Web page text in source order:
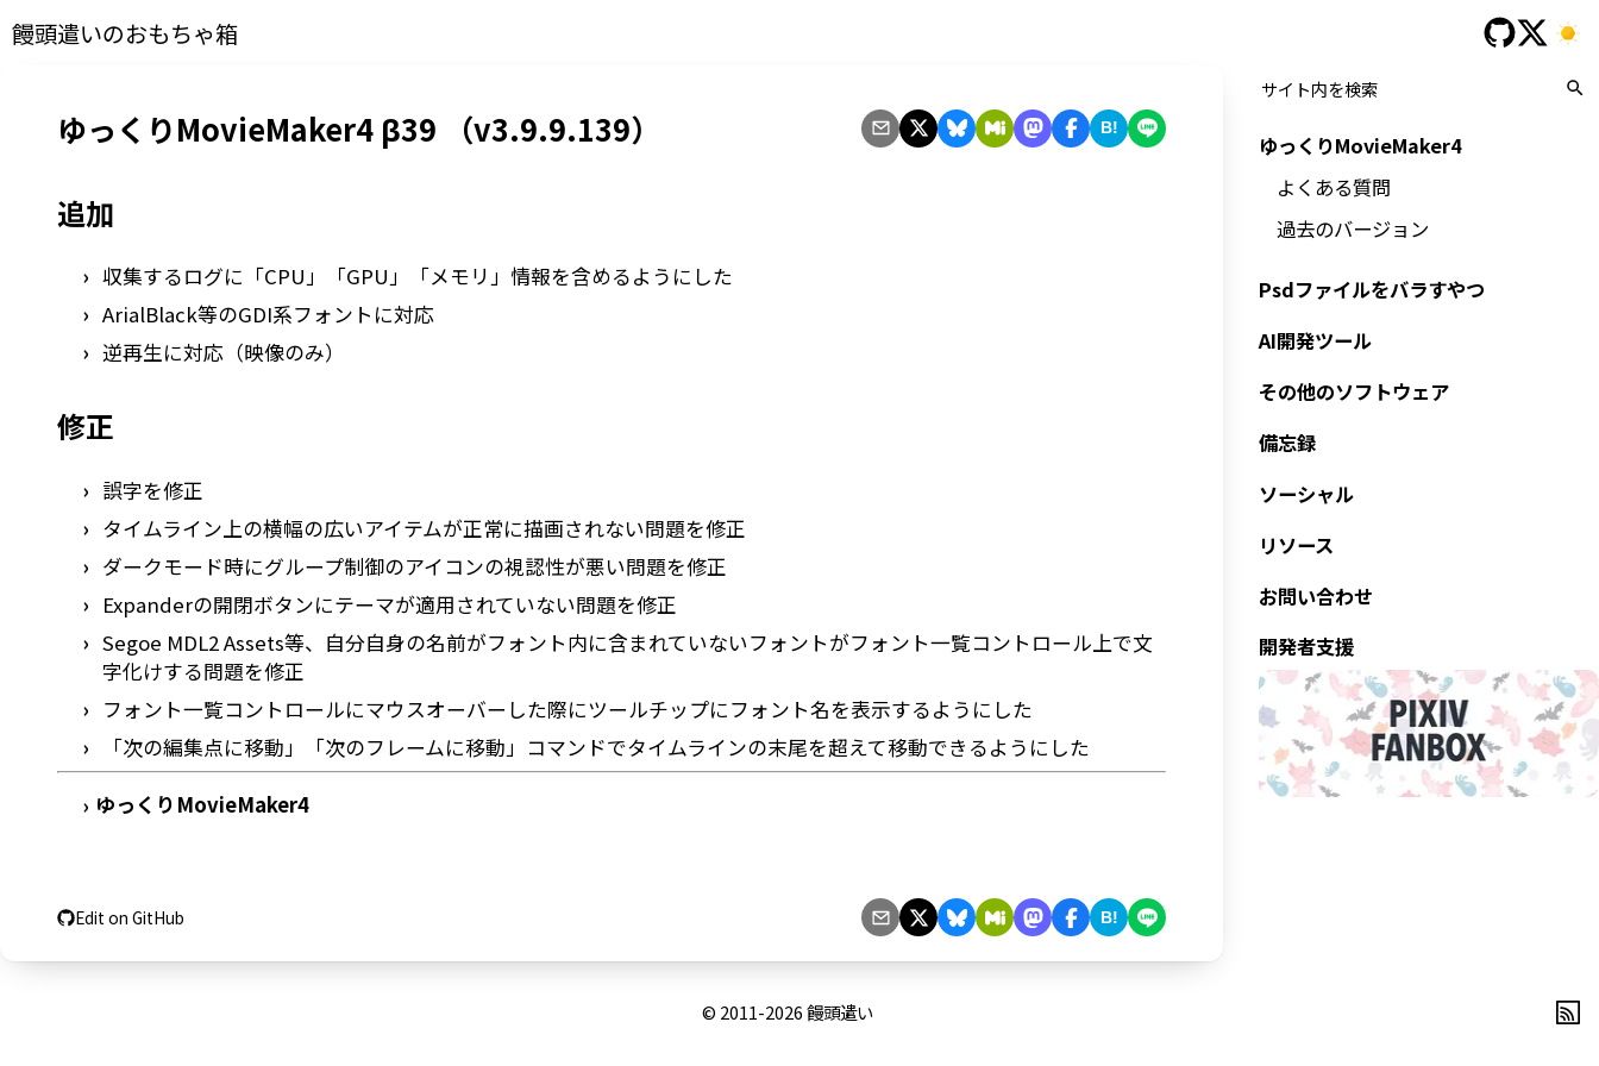
饅頭遣いのおもちゃ箱
ゆっくりMovieMaker4 β39 （v3.9.9.139） B!
追加
収集するログに「CPU」「GPU」「メモリ」情報を含めるようにした
ArialBlack等のGDI系フォントに対応
逆再生に対応（映像のみ）
修正
誤字を修正
タイムライン上の横幅の広いアイテムが正常に描画されない問題を修正
ダークモード時にグループ制御のアイコンの視認性が悪い問題を修正
Expanderの開閉ボタンにテーマが適用されていない問題を修正
Segoe MDL2 Assets等、自分自身の名前がフォント内に含まれていないフォントがフォント一覧コントロール上で文
字化けする問題を修正
フォント一覧コントロールにマウスオーバーした際にツールチップにフォント名を表示するようにした
「次の編集点に移動」「次のフレームに移動」コマンドでタイムラインの末尾を超えて移動できるようにした
› ゆっくりMovieMaker4
Edit on GitHub B!
ゆっくりMovieMaker4
よくある質問
過去のバージョン
Psdファイルをバラすやつ
AI開発ツール
その他のソフトウェア
備忘録
ソーシャル
リソース
お問い合わせ
開発者支援
© 2011-2026饅頭遣い